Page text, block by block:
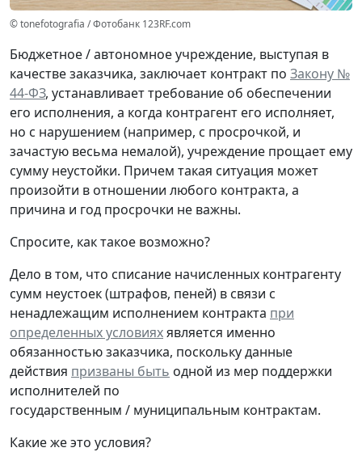
© tonefotografia / Фотобанк 123RF.com
Бюджетное / автономное учреждение, выступая в
качестве заказчика, заключает контракт по Закону №
44-ФЗ, устанавливает требование об обеспечении
его исполнения, а когда контрагент его исполняет,
но с нарушением (например, с просрочкой, и
зачастую весьма немалой), учреждение прощает ему
сумму неустойки. Причем такая ситуация может
произойти в отношении любого контракта, а
причина и год просрочки не важны.
Спросите, как такое возможно?
Дело в том, что списание начисленных контрагенту
сумм неустоек (штрафов, пеней) в связи с
ненадлежащим исполнением контракта при
определенных условияхявляется именно
обязанностьюзаказчика, поскольку данные
действия призваны быть одной из мер поддержки
исполнителей по
государственным / муниципальным контрактам.
Какие же это условия?